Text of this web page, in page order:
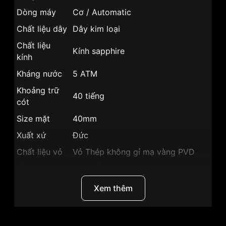
Dòng máy
Cơ / Automatic
Chất liệu dây Dây kim loại
Chất liệu
kính
Kính sapphire
Kháng nước
5 ATM
Khoảng trữ
cót
40 tiếng
Size mặt
40mm
Xuất xứ
Đức
Chất liệu vỏ
Vỏ Thép không gỉ mạ vàng PVD
Vỏ Màu Vàng
Sang trọng
Xem thêm